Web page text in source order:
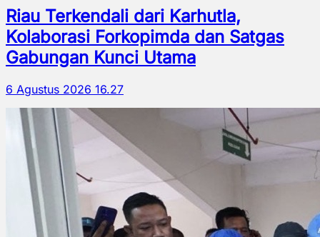
Riau Terkendali dari Karhutla,
Kolaborasi Forkopimda dan Satgas
Gabungan Kunci Utama
6 Agustus 2026 16.27